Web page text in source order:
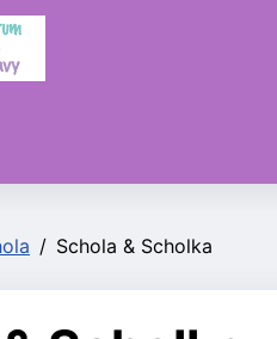
Schola & Scholka